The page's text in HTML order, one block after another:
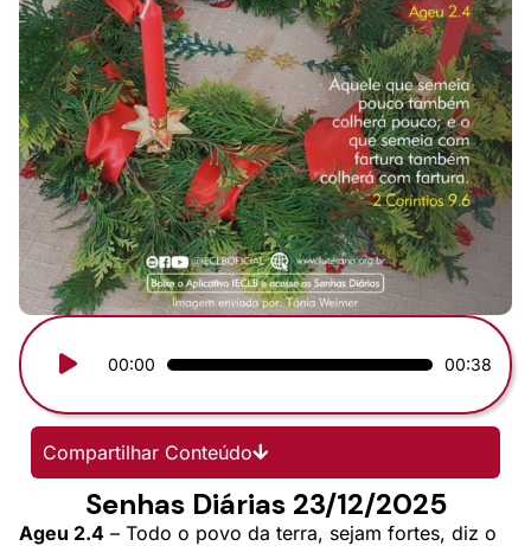
Tocador
de
áudio
00:00 00:38
Compartilhar Conteúdo
Senhas Diárias 23/12/2025
Ageu 2.4 – Todo o povo da terra, sejam fortes, diz o